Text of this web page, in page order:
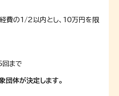
費の1/2以内とし、10万円を限
まで
団体が決定します。